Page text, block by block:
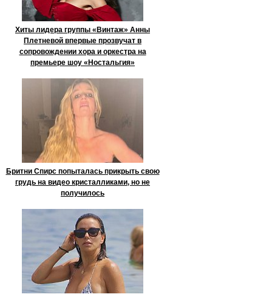
Хиты лидера группы «Винтаж» Анны
Плетневой впервые прозвучат в
сопровождении хора и оркестра на
премьере шоу «Ностальгия»
Бритни Спирс попыталась прикрыть свою
грудь на видео кристалликами, но не
получилось